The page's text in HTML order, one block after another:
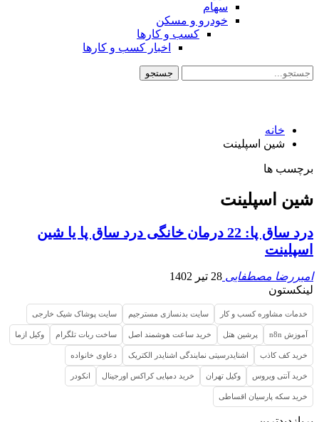
سهام
خودرو و مسکن
کسب و کارها
اخبار کسب و کارها
خانه
شین اسپلینت
برچسب ها
شین اسپلینت
درد ساق پا: 22 درمان خانگی درد ساق پا یا شین
اسپلینت
امیررضا مصطفایی 28 تیر 1402
لینکستون
خدمات مشاوره کسب و کار سایت بدنسازی مسترجیم سایت پوشاک شیک خارجی
آموزش n8n پرشین هتل خرید ساعت هوشمند اصل ساخت ربات تلگرام وکیل ازما
خرید کف کاذب اشنایدرسیتی نمایندگی اشنایدر الکتریک دعاوی خانواده
خرید آنتی ویروس وکیل تهران خرید دمپایی کراکس اورجینال انکودر
خرید سکه پارسیان اقساطی